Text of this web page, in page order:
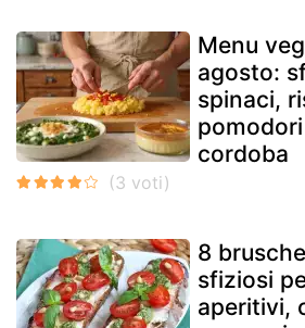
Menu
agosto:
spinaci,
cordoba
8
sfiziosi
aperitivi,